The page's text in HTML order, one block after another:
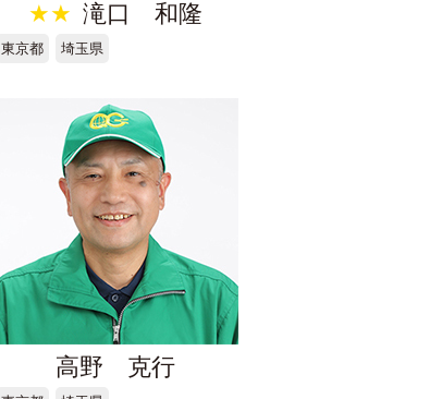
★★ 滝口 和隆
東京都 埼玉県
高野 克行